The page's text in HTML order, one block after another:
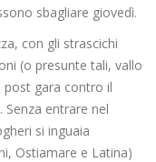
sbagliare giovedì.
con gli strascichi
(o presunte tali, vallo
post gara contro il
. Senza entrare nel
si inguaia
Ostiamare e Latina)